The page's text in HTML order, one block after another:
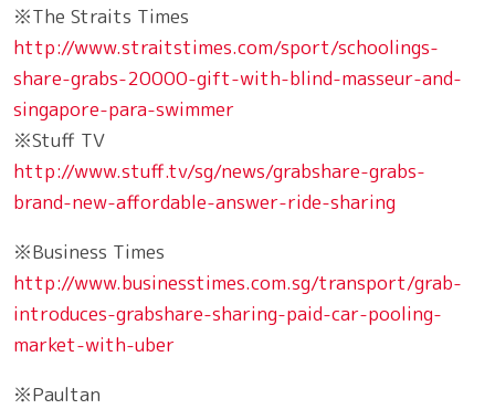
※The Straits Times
http://www.straitstimes.com/sport/schoolings-
share-grabs-20000-gift-with-blind-masseur-and-
singapore-para-swimmer
※Stuff TV
http://www.stuff.tv/sg/news/grabshare-grabs-
brand-new-affordable-answer-ride-sharing
※Business Times
http://www.businesstimes.com.sg/transport/grab-
introduces-grabshare-sharing-paid-car-pooling-
market-with-uber
※Paultan